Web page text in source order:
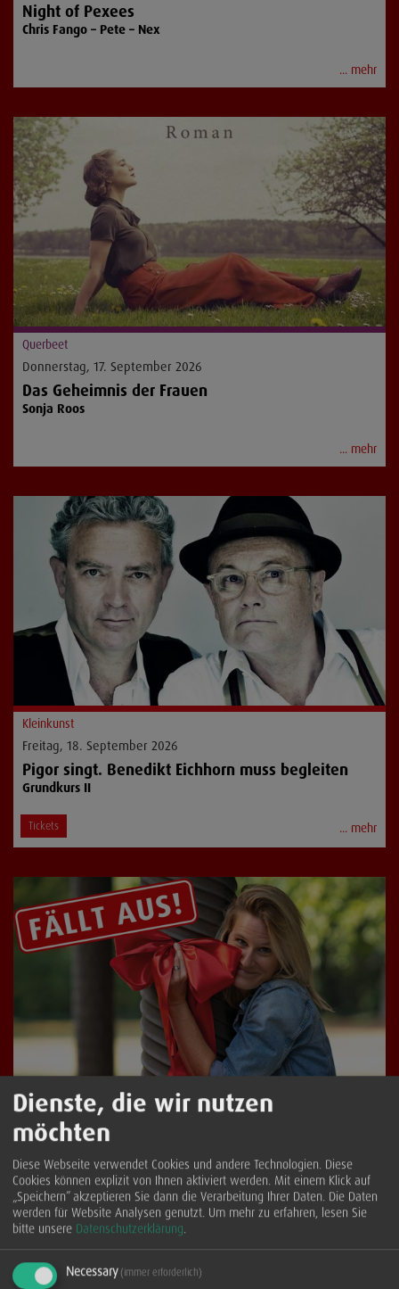
Night of Pexees
Chris Fango – Pete – Nex
... mehr
Querbeet
Donnerstag, 17. September 2026
Das Geheimnis der Frauen
Sonja Roos
... mehr
Kleinkunst
Freitag, 18. September 2026
Pigor singt. Benedikt Eichhorn muss begleiten
Grundkurs II
... mehr
Tickets
Querbeet
Sonntag, 20. September 2026
Lucy van Kuhl
... mehr
Dienste, die wir nutzen
möchten
Diese Webseite verwendet Cookies und andere Technologien. Diese
Cookies können explizit von Ihnen aktiviert werden. Mit einem Klick auf
„Speichern” akzeptieren Sie dann die Verarbeitung Ihrer Daten. Die Daten
werden für Website Analysen genutzt. Um mehr zu erfahren, lesen Sie
bitte unsere Datenschutzerklärung.
Necessary (immer erforderlich)